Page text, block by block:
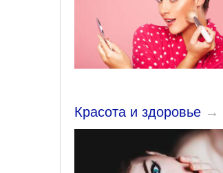
Красота и здоровье →